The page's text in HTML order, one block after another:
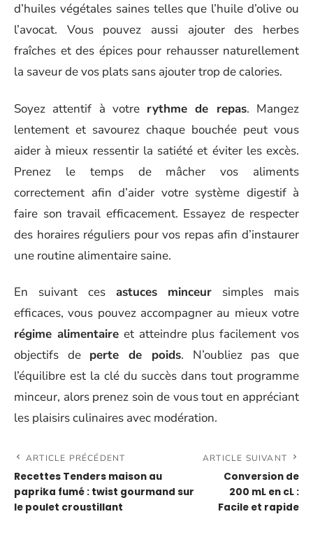
d’huiles végétales saines telles que l’huile d’olive ou
l’avocat. Vous pouvez aussi ajouter des herbes
fraîches et des épices pour rehausser naturellement
la saveur de vos plats sans ajouter trop de calories.
Soyez attentif à votre rythme de repas. Mangez
lentement et savourez chaque bouchée peut vous
aider à mieux ressentir la satiété et éviter les excès.
Prenez le temps de mâcher vos aliments
correctement afin d’aider votre système digestif à
faire son travail efficacement. Essayez de respecter
des horaires réguliers pour vos repas afin d’instaurer
une routine alimentaire saine.
En suivant ces astuces minceur simples mais
efficaces, vous pouvez accompagner au mieux votre
régime alimentaireet atteindre plus facilement vos
objectifs de perte de poids. N’oubliez pas que
l’équilibre est la clé du succès dans tout programme
minceur, alors prenez soin de vous tout en appréciant
les plaisirs culinaires avec modération.
ARTICLE PRÉCÉDENT
Recettes Tenders maison au
paprika fumé : twist gourmand sur
le poulet croustillant
ARTICLE SUIVANT
Conversion de
200 mL en cL :
Facile et rapide